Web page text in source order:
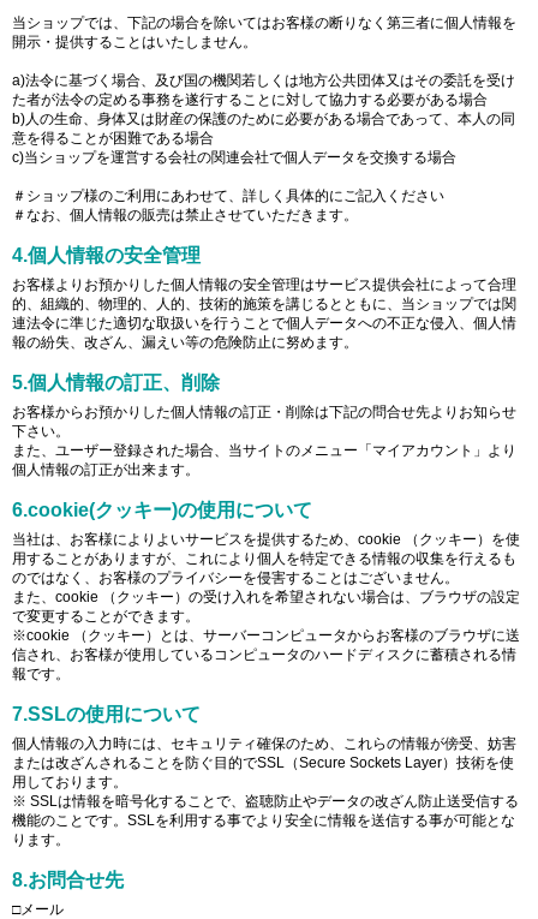
当ショップでは、下記の場合を除いてはお客様の断りなく第三者に個人情報を
開示・提供することはいたしません。
a)法令に基づく場合、及び国の機関若しくは地方公共団体又はその委託を受け
た者が法令の定める事務を遂行することに対して協力する必要がある場合
b)人の生命、身体又は財産の保護のために必要がある場合であって、本人の同
意を得ることが困難である場合
c)当ショップを運営する会社の関連会社で個人データを交換する場合
＃ショップ様のご利用にあわせて、詳しく具体的にご記入ください
＃なお、個人情報の販売は禁止させていただきます。
4.個人情報の安全管理
お客様よりお預かりした個人情報の安全管理はサービス提供会社によって合理
的、組織的、物理的、人的、技術的施策を講じるとともに、当ショップでは関
連法令に準じた適切な取扱いを行うことで個人データへの不正な侵入、個人情
報の紛失、改ざん、漏えい等の危険防止に努めます。
5.個人情報の訂正、削除
お客様からお預かりした個人情報の訂正・削除は下記の問合せ先よりお知らせ
下さい。
また、ユーザー登録された場合、当サイトのメニュー「マイアカウント」より
個人情報の訂正が出来ます。
6.cookie(クッキー)の使用について
当社は、お客様によりよいサービスを提供するため、cookie （クッキー）を使
用することがありますが、これにより個人を特定できる情報の収集を行えるも
のではなく、お客様のプライバシーを侵害することはございません。
また、cookie （クッキー）の受け入れを希望されない場合は、ブラウザの設定
で変更することができます。
※cookie （クッキー）とは、サーバーコンピュータからお客様のブラウザに送
信され、お客様が使用しているコンピュータのハードディスクに蓄積される情
報です。
7.SSLの使用について
個人情報の入力時には、セキュリティ確保のため、これらの情報が傍受、妨害
または改ざんされることを防ぐ目的でSSL（Secure Sockets Layer）技術を使
用しております。
※ SSLは情報を暗号化することで、盗聴防止やデータの改ざん防止送受信する
機能のことです。SSLを利用する事でより安全に情報を送信する事が可能とな
ります。
8.お問合せ先
□メール